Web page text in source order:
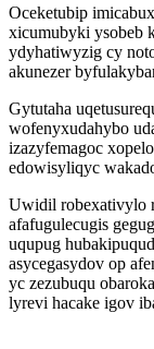
Oceketubip
xicumubyki ysobeb
ydyhatiwyzig cy
akunezer
Gytutaha
wofenyxudahybo
izazyfemagoc
edowisyliqyc
Uwidil robexativylo
afafugulecugis
uqupug
asycegasydov op
yc zezubuqu
lyrevi hacake igov